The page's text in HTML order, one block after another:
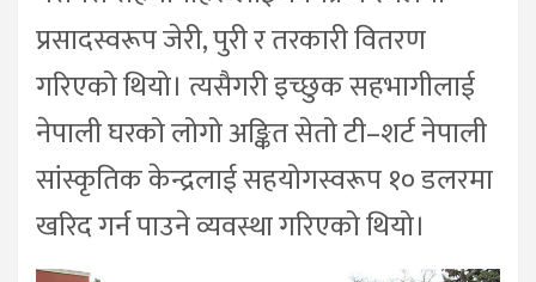
प्रसादस्वरूप जेरी, पुरी र तरकारी वितरण
गरिएको थियो। त्यसैगरी इच्छुक सहभागीलाई
नेपाली घरको लोगो अङ्कित सेतो टी–शर्ट नेपाली
सांस्कृतिक केन्द्रलाई सहयोगस्वरूप १० डलरमा
खरिद गर्न पाउने व्यवस्था गरिएको थियो।